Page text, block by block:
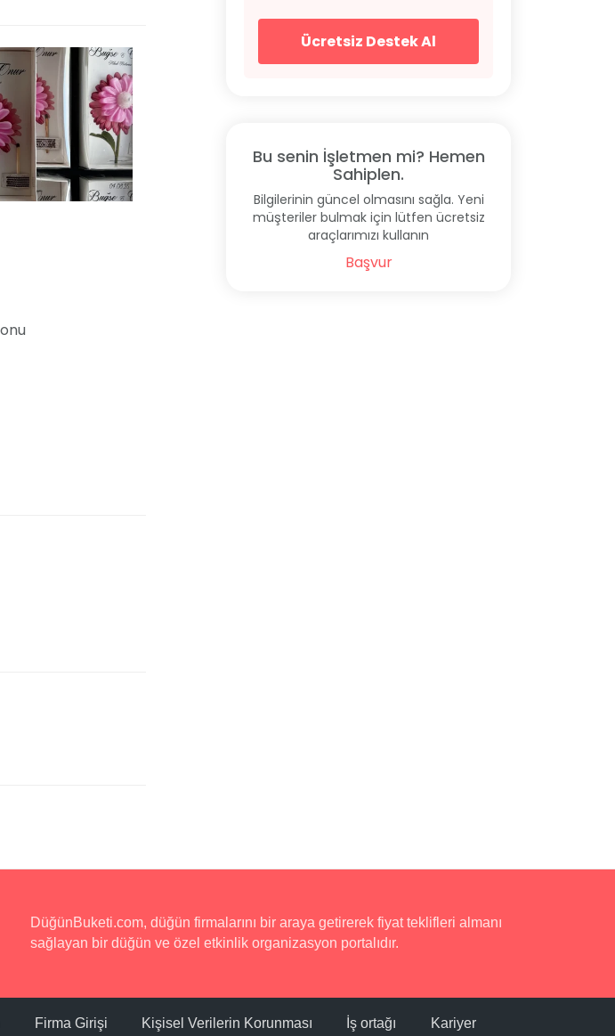
Ücretsiz Destek Al
Bu senin İşletmen mi? Hemen
Sahiplen.
Bilgilerinin güncel olmasını sağla. Yeni
müşteriler bulmak için lütfen ücretsiz
araçlarımızı kullanın
Başvur
DüğünBuketi.com, düğün firmalarını bir araya getirerek fiyat teklifleri almanı
sağlayan bir düğün ve özel etkinlik organizasyon portalıdır.
Firma Girişi Kişisel Verilerin Korunması İş ortağı Kariyer